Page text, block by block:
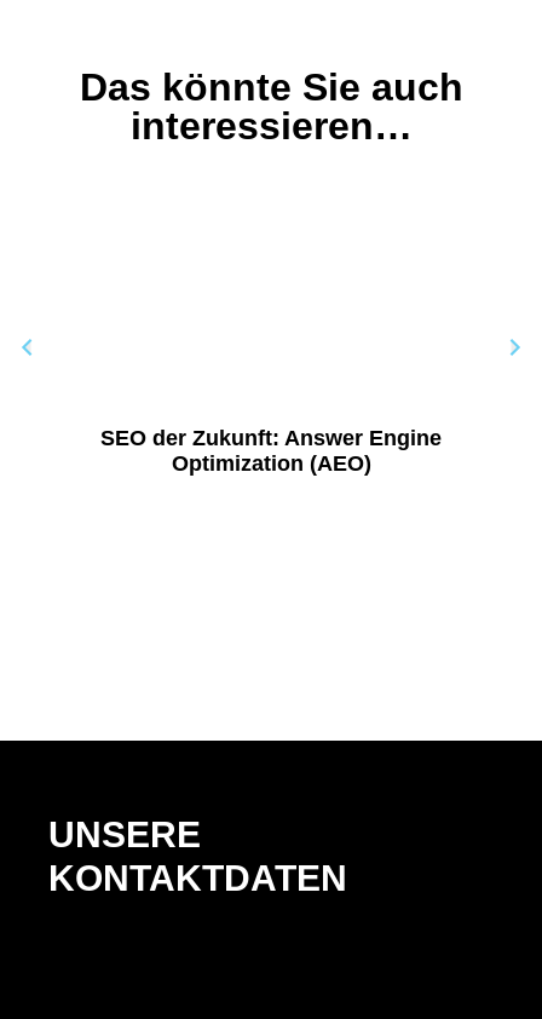
Das könnte Sie auch
interessieren…
SEO der Zukunft: Answer Engine
Optimization (AEO)
UNSERE
KONTAKTDATEN